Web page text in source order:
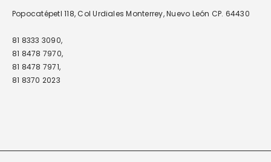
Popocatépetl 118, Col Urdiales Monterrey, Nuevo León CP. 64430
81 8333 3090,
81 8478 7970,
81 8478 7971,
81 8370 2023